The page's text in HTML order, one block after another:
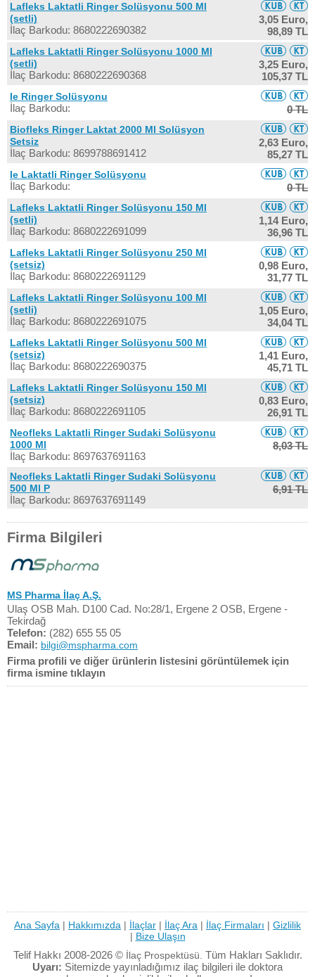
Lafleks Laktatli Ringer Solüsyonu 500 Ml
(setli)
İlaç Barkodu: 8680222690382
3,05 Euro,
98,89 TL
Lafleks Laktatli Ringer Solüsyonu 1000 Ml
(setli)
İlaç Barkodu: 8680222690368
3,25 Euro,
105,37 TL
Ie Ringer Solüsyonu
İlaç Barkodu: 0 TL
Biofleks Ringer Laktat 2000 Ml Solüsyon
Setsiz
İlaç Barkodu: 8699788691412
2,63 Euro,
85,27 TL
Ie Laktatli Ringer Solüsyonu
İlaç Barkodu: 0 TL
Lafleks Laktatli Ringer Solüsyonu 150 Ml
(setli)
İlaç Barkodu: 8680222691099
1,14 Euro,
36,96 TL
Lafleks Laktatli Ringer Solüsyonu 250 Ml
(setsiz)
İlaç Barkodu: 8680222691129
0,98 Euro,
31,77 TL
Lafleks Laktatli Ringer Solüsyonu 100 Ml
(setli)
İlaç Barkodu: 8680222691075
1,05 Euro,
34,04 TL
Lafleks Laktatli Ringer Solüsyonu 500 Ml
(setsiz)
İlaç Barkodu: 8680222690375
1,41 Euro,
45,71 TL
Lafleks Laktatli Ringer Solüsyonu 150 Ml
(setsiz)
İlaç Barkodu: 8680222691105
0,83 Euro,
26,91 TL
Neofleks Laktatli Ringer Sudaki Solüsyonu
1000 Ml
İlaç Barkodu: 8697637691163
8,03 TL
Neofleks Laktatli Ringer Sudaki Solüsyonu
500 Ml P
İlaç Barkodu: 8697637691149
6,91 TL
Firma Bilgileri
MS Pharma İlaç A.Ş.
Ulaş OSB Mah. D100 Cad. No:28/1, Ergene 2 OSB, Ergene -
Tekirdağ
Telefon: (282) 655 55 05
Email: bilgi@mspharma.com
Firma profili ve diğer ürünlerin listesini görüntülemek için
firma ismine tıklayın
Ana Sayfa | Hakkımızda | İlaçlar | İlaç Ara | İlaç Firmaları | Gizlilik
| Bize Ulaşın
Telif Hakkı 2008-2026 © İlaç Prospektüsü. Tüm Hakları Saklıdır.
Uyarı: Sitemizde yayınladığımız ilaç bilgileri ile doktora